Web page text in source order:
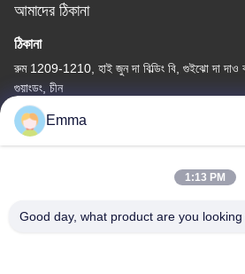
আমাদের ঠিকানা
ঠিকানা
রুম 1209-1210, হাই জুন দা বিল্ডিং বি, গুইঝো দা দাও
গুয়াংডং, চীন
টেল
86-15816904632
Emma
1:13 PM
Good day, what product are you